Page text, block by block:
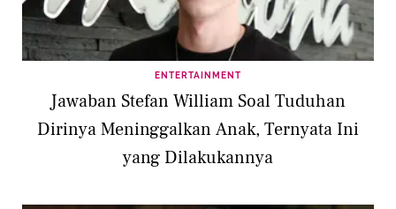
ENTERTAINMENT
Jawaban Stefan William Soal Tuduhan
Dirinya Meninggalkan Anak, Ternyata Ini
yang Dilakukannya